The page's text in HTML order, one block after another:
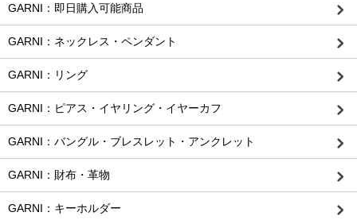
GARNI：即日購入可能商品
GARNI：ネックレス・ペンダント
GARNI：リング
GARNI：ピアス・イヤリング・イヤーカフ
GARNI：バングル・ブレスレット・アンクレット
GARNI：財布・革物
GARNI：キーホルダー